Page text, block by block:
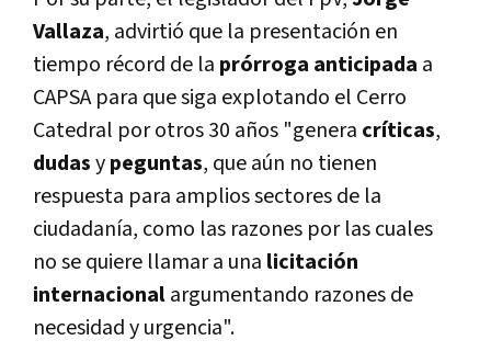
Vallaza, advirtió que la presentación en
tiempo récord de la prórroga anticipada a
CAPSA para que siga explotando el Cerro
Catedral por otros 30 años "genera crí­ticas,
dudasypeguntas, que aún no tienen
respuesta para amplios sectores de la
ciudadaní­a, como las razones por las cuales
no se quiere llamar a una licitación
internacionalargumentando razones de
necesidad y urgencia".